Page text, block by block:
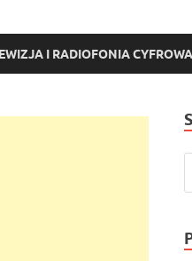
VOD
I RADIOFONIA CYFROWA